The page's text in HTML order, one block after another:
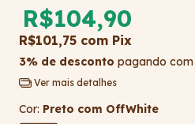
R$104,90
R$101,75 com Pix
3% de desconto pagando com
Ver mais detalhes
Cor: Preto com OffWhite